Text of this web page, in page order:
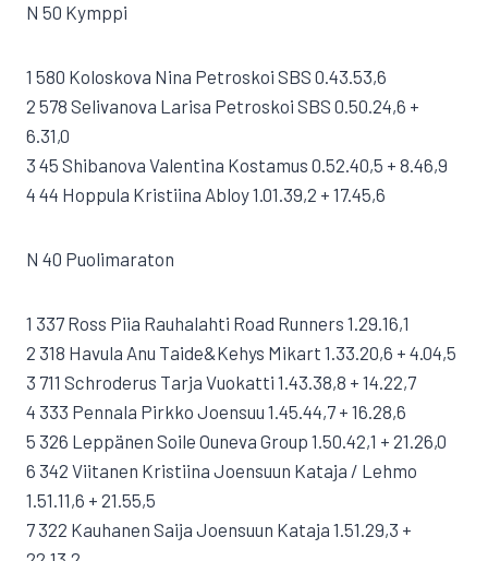
N 50 Kymppi
1 580 Koloskova Nina Petroskoi SBS 0.43.53,6
2 578 Selivanova Larisa Petroskoi SBS 0.50.24,6 +
6.31,0
3 45 Shibanova Valentina Kostamus 0.52.40,5 + 8.46,9
4 44 Hoppula Kristiina Abloy 1.01.39,2 + 17.45,6
N 40 Puolimaraton
1 337 Ross Piia Rauhalahti Road Runners 1.29.16,1
2 318 Havula Anu Taide&Kehys Mikart 1.33.20,6 + 4.04,5
3 711 Schroderus Tarja Vuokatti 1.43.38,8 + 14.22,7
4 333 Pennala Pirkko Joensuu 1.45.44,7 + 16.28,6
5 326 Leppänen Soile Ouneva Group 1.50.42,1 + 21.26,0
6 342 Viitanen Kristiina Joensuun Kataja / Lehmo
1.51.11,6 + 21.55,5
7 322 Kauhanen Saija Joensuun Kataja 1.51.29,3 +